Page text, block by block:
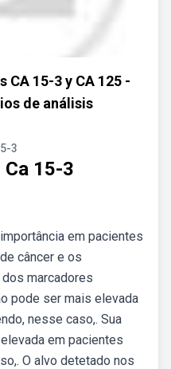
15-3 y CA 125 -
de análisis
3
15-3
em pacientes
câncer e os
marcadores
pode ser mais elevada
nesse caso,. Sua
em pacientes
O alvo detetado nos